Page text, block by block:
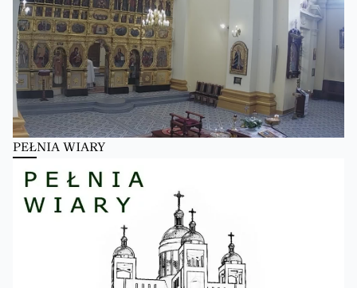
PEŁNIA WIARY